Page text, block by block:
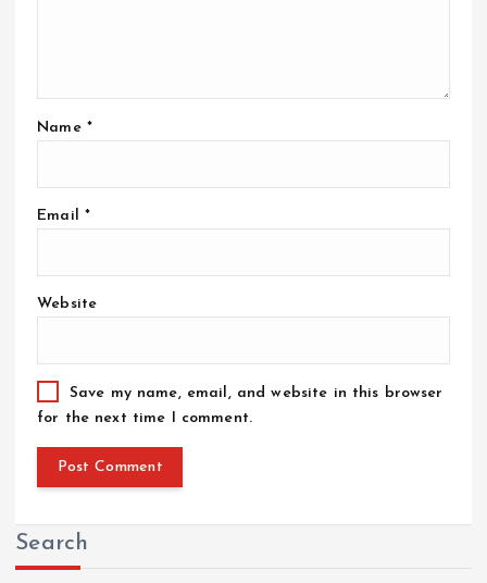
Name *
Email *
Website
Save my name, email, and website in this browser
for the next time I comment.
Search